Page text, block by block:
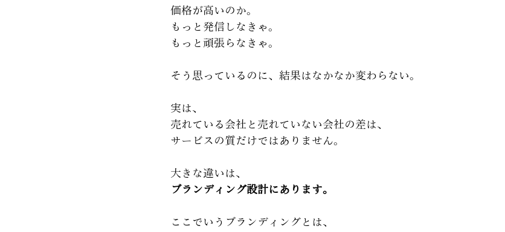
価格が高いのか。
もっと発信しなきゃ。
もっと頑張らなきゃ。
そう思っているのに、結果はなかなか変わらない。
実は、
売れている会社と売れていない会社の差は、
サービスの質だけではありません。
大きな違いは、
ブランディング設計にあります。
ここでいうブランディングとは、